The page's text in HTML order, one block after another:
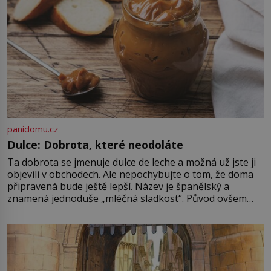
Je 27. května 1991. […]
panidomu.cz
Dulce: Dobrota, které neodoláte
Ta dobrota se jmenuje dulce de leche a možná už jste ji
objevili v obchodech. Ale nepochybujte o tom, že doma
připravená bude ještě lepší. Název je španělský a
znamená jednoduše „mléčná sladkost“. Původ ovšem
pře hned několik latinskoamerických zemí a k tomu
Francie, kde se traduje,